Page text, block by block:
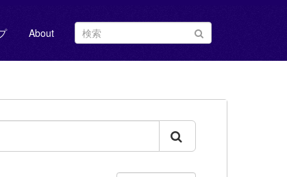
About